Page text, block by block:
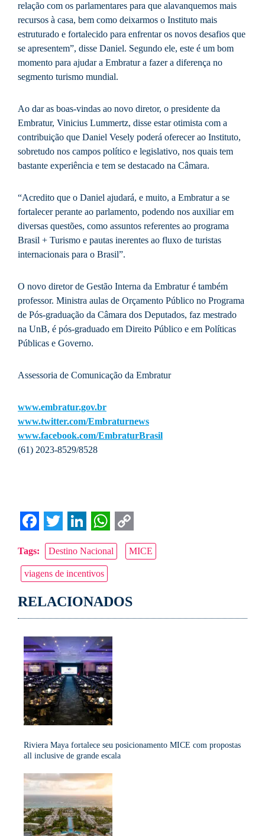
relação com os parlamentares para que alavanquemos mais
recursos à casa, bem como deixarmos o Instituto mais
estruturado e fortalecido para enfrentar os novos desafios que
se apresentem”, disse Daniel. Segundo ele, este é um bom
momento para ajudar a Embratur a fazer a diferença no
segmento turismo mundial.
Ao dar as boas-vindas ao novo diretor, o presidente da
Embratur, Vinicius Lummertz, disse estar otimista com a
contribuição que Daniel Vesely poderá oferecer ao Instituto,
sobretudo nos campos político e legislativo, nos quais tem
bastante experiência e tem se destacado na Câmara.
“Acredito que o Daniel ajudará, e muito, a Embratur a se
fortalecer perante ao parlamento, podendo nos auxiliar em
diversas questões, como assuntos referentes ao programa
Brasil + Turismo e pautas inerentes ao fluxo de turistas
internacionais para o Brasil”.
O novo diretor de Gestão Interna da Embratur é também
professor. Ministra aulas de Orçamento Público no Programa
de Pós-graduação da Câmara dos Deputados, faz mestrado
na UnB, é pós-graduado em Direito Público e em Políticas
Públicas e Governo.
Assessoria de Comunicação da Embratur
www.embratur.gov.br
www.twitter.com/Embraturnews
www.facebook.com/EmbraturBrasil
(61) 2023-8529/8528
Facebook
Twitter
LinkedIn
WhatsApp
Copy
Link
Tags: Destino Nacional MICE
viagens de incentivos
RELACIONADOS
Riviera Maya fortalece seu posicionamento MICE com propostas
all inclusive de grande escala